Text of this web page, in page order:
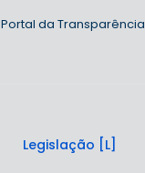
Portal da Transparência
Legislação